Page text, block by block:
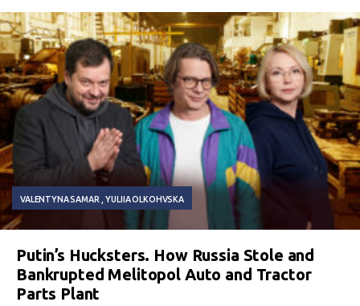
VALENTYNA SAMAR YULIIA OLKOHVSKA
Putin’s Hucksters. How Russia Stole and
Bankrupted Melitopol Auto and Tractor
Parts Plant